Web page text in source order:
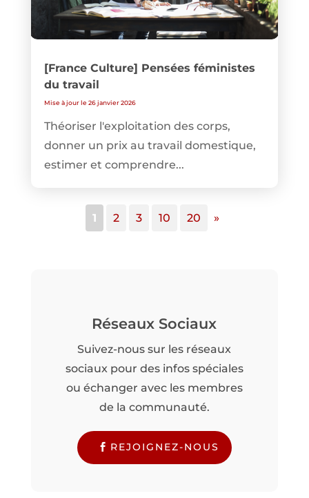
[France Culture] Pensées féministes
du travail
Mise à jour le 26 janvier 2026
Théoriser l'exploitation des corps,
donner un prix au travail domestique,
estimer et comprendre...
1 2 3 10 20 »
Réseaux Sociaux
Suivez-nous sur les réseaux
sociaux pour des infos spéciales
ou échanger avec les membres
de la communauté.
REJOIGNEZ-NOUS